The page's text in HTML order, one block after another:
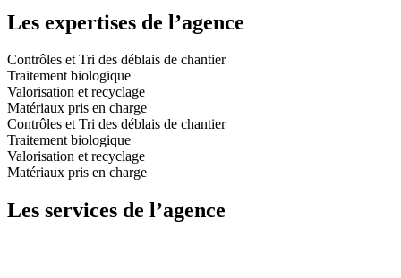
Les expertises de l’agence
Contrôles et Tri des déblais de chantier
Traitement biologique
Valorisation et recyclage
Matériaux pris en charge
Contrôles et Tri des déblais de chantier
Traitement biologique
Valorisation et recyclage
Matériaux pris en charge
Les services de l’agence